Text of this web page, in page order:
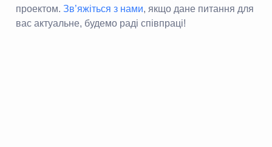
проектом. Зв’яжіться з нами, якщо дане питання для
вас актуальне, будемо раді співпраці!